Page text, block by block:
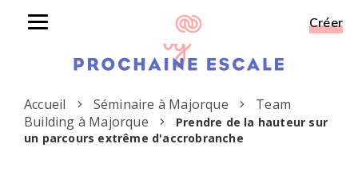
Toggle
Créer
Accueil Séminaire à Majorque
Team
Building à Majorque
Prendre de la hauteur sur
un parcours extrême d'accrobranche